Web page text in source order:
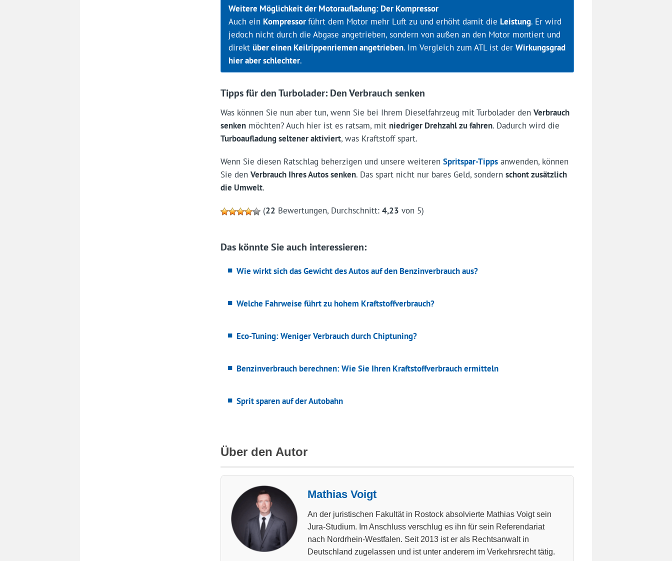
Weitere Möglichkeit der Motoraufladung: Der Kompressor
Auch ein Kompressorführt dem Motor mehr Luft zu und erhöht damit die Leistung. Er wird
jedoch nicht durch die Abgase angetrieben, sondern von außen an den Motor montiert und
direkt über einen Keilrippenriemen angetrieben. Im Vergleich zum ATL ist der Wirkungsgrad
hier aber schlechter.
Tipps für den Turbolader: Den Verbrauch senken
Was können Sie nun aber tun, wenn Sie bei Ihrem Dieselfahrzeug mit Turbolader den Verbrauch
senkenmöchten? Auch hier ist es ratsam, mit niedriger Drehzahl zu fahren. Dadurch wird die
Turboaufladung seltener aktiviert, was Kraftstoff spart.
Wenn Sie diesen Ratschlag beherzigen und unsere weiteren Spritspar-Tippsanwenden, können
Sie den Verbrauch Ihres Autos senken. Das spart nicht nur bares Geld, sondern schont zusätzlich
die Umwelt.
(22 Bewertungen, Durchschnitt: 4,23 von 5)
Das könnte Sie auch interessieren:
Wie wirkt sich das Gewicht des Autos auf den Benzinverbrauch aus?
Welche Fahrweise führt zu hohem Kraftstoffverbrauch?
Eco-Tuning: Weniger Verbrauch durch Chiptuning?
Benzinverbrauch berechnen: Wie Sie Ihren Kraftstoffverbrauch ermitteln
Sprit sparen auf der Autobahn
Über den Autor
Mathias Voigt
An der juristischen Fakultät in Rostock absolvierte Mathias Voigt sein
Jura-Studium. Im Anschluss verschlug es ihn für sein Referendariat
nach Nordrhein-Westfalen. Seit 2013 ist er als Rechtsanwalt in
Deutschland zugelassen und ist unter anderem im Verkehrsrecht tätig.